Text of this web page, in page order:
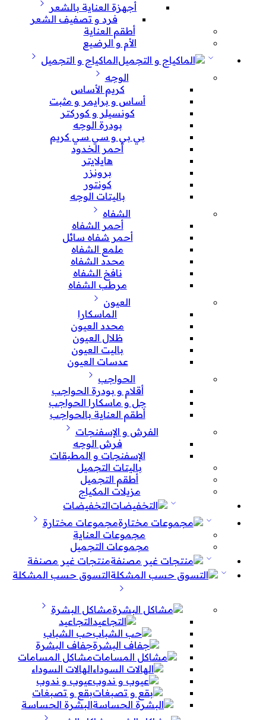
أجهزة العناية بالشعر
فرد و تصفيف الشعر
أطقم العناية
الأم و الرضيع
الماكياج و التجميل
الوجه
كريم الأساس
أساس و برايمر و مثبت
كونسيلر و كوركتر
بودرة الوجه
بي بي و سي سي كريم
أحمر الخدود
هايلايتر
برونزر
كونتور
باليتات الوجه
الشفاه
أحمر الشفاه
أحمر شفاه سائل
ملمع الشفاه
محدد الشفاه
نافخ الشفاه
مرطب الشفاه
العيون
الماسكارا
محدد العيون
ظلال العيون
باليت العيون
عدسات العيون
الحواجب
أقلام و بودرة الحواجب
جل و ماسكارا الحواجب
أطقم العناية بالحواجب
الفرش و الإسفنجات
فرش الوجه
الإسفنجات و المطبقات
باليتات التجميل
أطقم التجميل
مزيلات المكياج
التخفيضات
مجموعات مختارة
مجموعات العناية
مجموعات التجميل
منتجات غير مصنفة
التسوق حسب المشكلة
مشاكل البشرة
التجاعيد
حب الشباب
جفاف البشرة
مشاكل المسامات
الهالات السوداء
عيوب و ندوب
بقع و تصبغات
البشرة الحساسة